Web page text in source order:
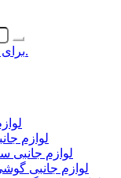
برای محصولات بیشتر کلیک کنید.
لوازم
لوازم جانبی
لوازم جانبی